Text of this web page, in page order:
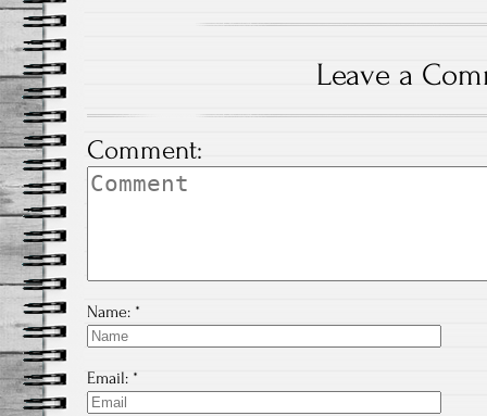
Leave a
Comment:
Name: *
Email: *